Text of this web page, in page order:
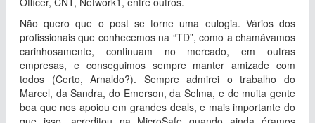
Não quero que o post se torne uma eulogia. Vários dos
profissionais que conhecemos na “TD”, como a chamávamos
carinhosamente, continuam no mercado, em outras
empresas, e conseguimos sempre manter amizade com
todos (Certo, Arnaldo?). Sempre admirei o trabalho do
Marcel, da Sandra, do Emerson, da Selma, e de muita gente
boa que nos apoiou em grandes deals, e mais importante do